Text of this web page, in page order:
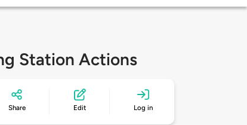
Station Actions
Share Edit Log in